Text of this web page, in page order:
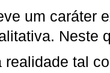
um caráter
Neste
tal